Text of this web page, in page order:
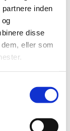
inden
disse
eller som
K